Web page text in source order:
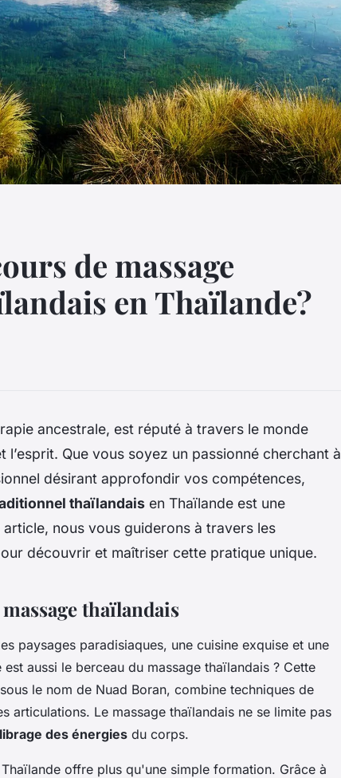
de massage
en Thaïlande?
ancestrale, est réputé à travers le monde
Que vous soyez un passionné cherchant à
désirant approfondir vos compétences,
thaïlandais en Thaïlande est une
nous vous guiderons à travers les
découvrir et maîtriser cette pratique unique.
thaïlandais
paysages paradisiaques, une cuisine exquise et une
aussi le berceau du massage thaïlandais ? Cette
le nom de Nuad Boran, combine techniques de
articulations. Le massage thaïlandais ne se limite pas
des énergies du corps.
offre plus qu'une simple formation. Grâce à